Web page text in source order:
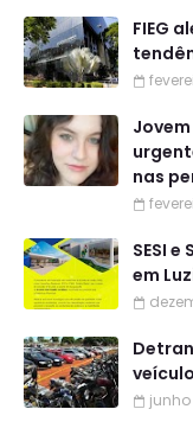
FIEG
nas
SESI
em
junho